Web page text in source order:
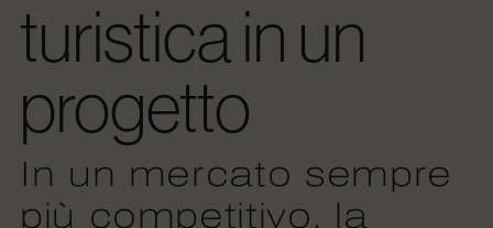
turistica in un
progetto
In un mercato sempre
più competitivo, la